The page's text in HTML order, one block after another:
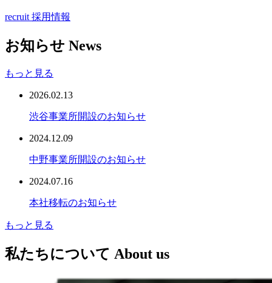
recruit 採用情報
お知らせ News
もっと見る
2026.02.13
渋谷事業所開設のお知らせ
2024.12.09
中野事業所開設のお知らせ
2024.07.16
本社移転のお知らせ
もっと見る
私たちについて About us